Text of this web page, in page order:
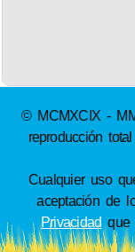
© MCMXCIX -
reproducción
Cualquier uso
aceptación de
Privacidad que